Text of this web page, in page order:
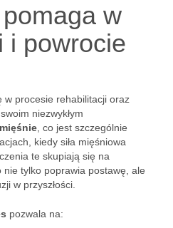
w
i powrocie
w procesie rehabilitacji oraz
niezwykłym
, co jest szczególnie
kiedy siła mięśniowa
te skupiają się na
nie tylko poprawia postawę, ale
w przyszłości.
pozwala na: